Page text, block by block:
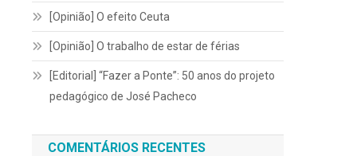
[Opinião] O efeito Ceuta
[Opinião] O trabalho de estar de férias
[Editorial] “Fazer a Ponte”: 50 anos do projeto
pedagógico de José Pacheco
COMENTÁRIOS RECENTES